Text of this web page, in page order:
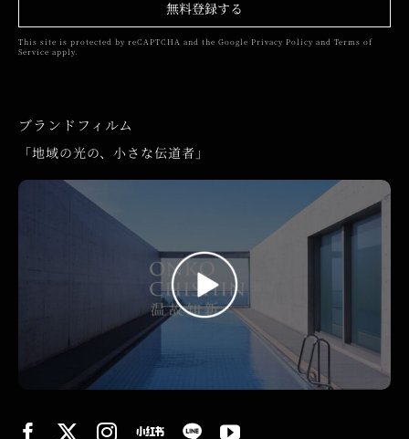
無料登録する
This site is protected by reCAPTCHA and the Google Privacy Policy and Terms of
Service apply.
ブランドフィルム
「地域の光の、小さな伝道者」